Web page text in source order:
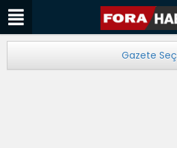
Gazete Seç